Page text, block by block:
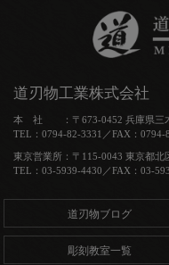
道刃物工業株式会社
本 社 ：〒673-0452 兵庫県三木
TEL：0794-82-3331／FAX：0794-
東京営業所：〒115-0043 東京都北
TEL：03-5939-4430／FAX：03-
道刃物ブログ
彫刻教室一覧